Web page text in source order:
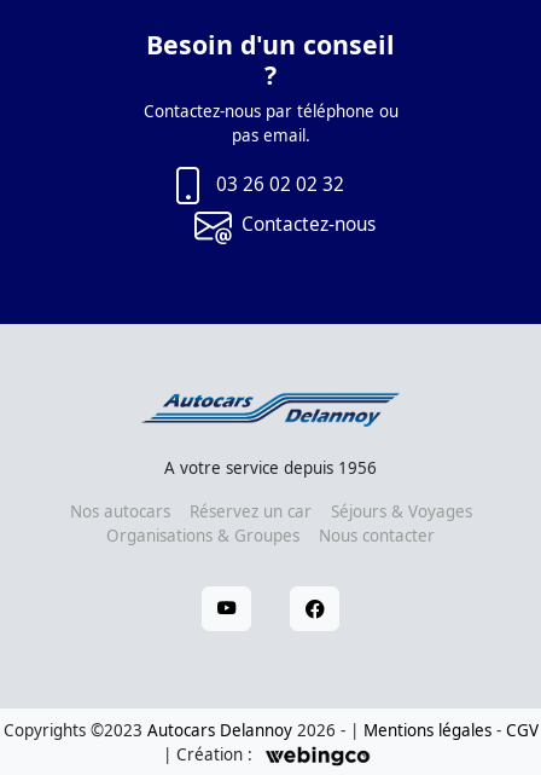
Besoin d'un conseil
?
Contactez-nous par téléphone ou
pas email.
03 26 02 02 32
Contactez-nous
A votre service depuis 1956
Nos autocars
Réservez un car
Séjours & Voyages
Organisations & Groupes
Nous contacter
Copyrights ©2023 Autocars Delannoy2026 - | Mentions légales- CGV
| Création :